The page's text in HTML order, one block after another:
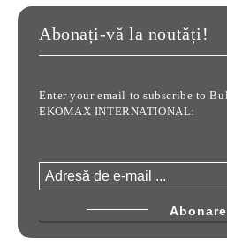
Abonați-vă la noutăți!
Enter your email to subscribe to
EKOMAX INTERNATIONAL: